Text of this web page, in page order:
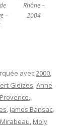
–
Rhône –
2004
avec2000,
Gleizes,Anne
,
, James Bansac,
Mirabeau, Moly